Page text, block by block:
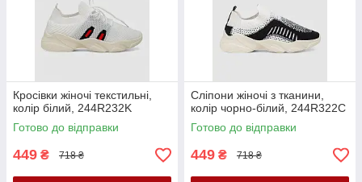
Кросівки жіночі текстильні,
колір білий, 244R232K
Готово до відправки
449 ₴ 718 ₴
Сліпони жіночі з тканини,
колір чорно-білий, 244R322C
Готово до відправки
449 ₴ 718 ₴